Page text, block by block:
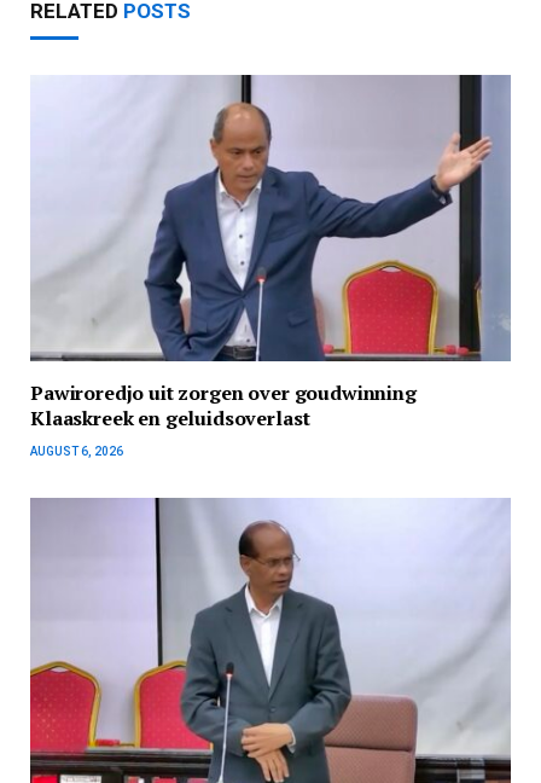
RELATED POSTS
Pawiroredjo uit zorgen over goudwinning
Klaaskreek en geluidsoverlast
AUGUST 6, 2026